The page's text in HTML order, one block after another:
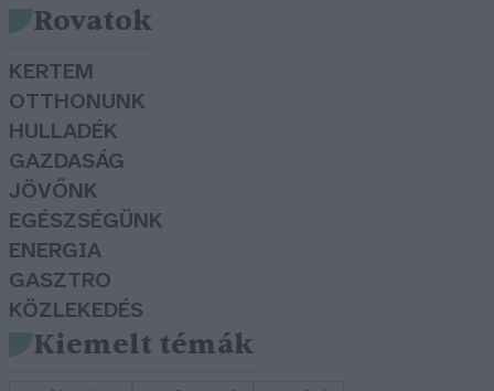
Rovatok
KERTEM
OTTHONUNK
HULLADÉK
GAZDASÁG
JÖVŐNK
EGÉSZSÉGÜNK
ENERGIA
GASZTRO
KÖZLEKEDÉS
Kiemelt témák